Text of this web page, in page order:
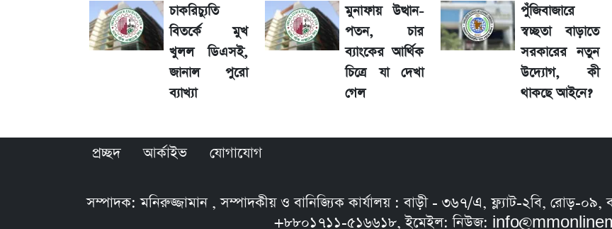
শেয়ার বিজকে লিগ্যাল নোটিশ পাঠাল রবি, শুরু নতুন বিতর্ক
রবির বড় সাফল্য! আয় কম বাড়লেও রেকর্ড মুনাফা ও গ্রাহক বৃদ্ধি
চাকরিচ্যুতি
বিতর্কে মুখ
খুলল ডিএসই,
জানাল পুরো
ব্যাখ্যা
মুনাফায় উত্থান-
পতন, চার
ব্যাংকের আর্থিক
চিত্রে যা দেখা
গেল
পুঁজিবাজারে
স্বচ্ছতা বাড়াতে
সরকারের নতুন
উদ্যোগ, কী
থাকছে আইনে?
প্রচ্ছদ আর্কাইভ যোগাযোগ
সম্পাদক: মনিরুজ্জামান , সম্পাদকীয় ও বানিজ্যিক কার্যালয় : বাড়ী - ৩৬৭/এ, ফ্ল্যাট-২বি, রোড়-
+৮৮০১৭১১-৫১৬৬১৮, ইমেইল: নিউজ: